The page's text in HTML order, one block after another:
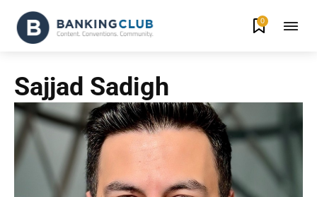
0
Sajjad Sadigh